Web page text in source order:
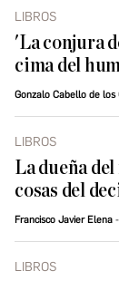
LIBROS
'La conjura
cima del
Gonzalo Cabello de los
LIBROS
La dueña
cosas del
Francisco Javier Elena
LIBROS